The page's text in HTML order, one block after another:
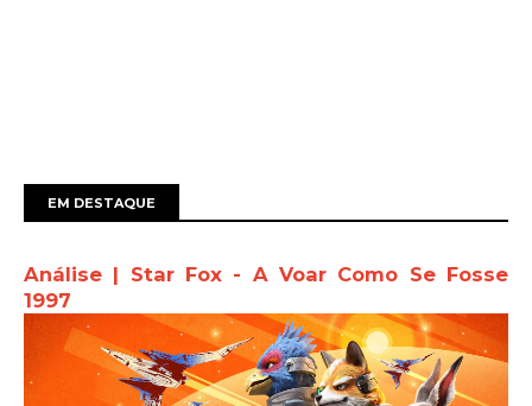
EM DESTAQUE
Análise | Star Fox - A Voar Como Se Fosse
1997